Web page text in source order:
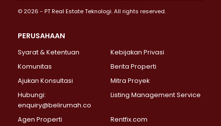
Properti Dijual di Jakarta Selatan >
Properti Dijual di Lebak Bulus >
Properti Dijual di Gandaria Selatan >
Properti Dijual di Pondok Labu >
Properti Dijual di Lenteng Agung >
Properti Dijual di Senayan >
Properti Dijual di Pondok Pinang >
© 2026 - PT Real Estate Teknologi. All rights reserved.
PERUSAHAAN
Syarat & Ketentuan
Kebijakan Privasi
Komunitas
Berita Properti
Ajukan Konsultasi
Mitra Proyek
Hubungi:
enquiry@belirumah.co
Listing Management Service
Agen Properti Rentfix.com